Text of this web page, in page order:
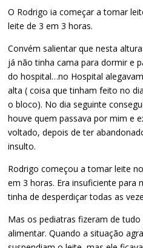
O Rodrigo ia começar a tomar
leite de 3 em 3 horas.
Convém salientar que nesta
já não tinha cama para dormir e
do hospital…no Hospital
alta ( coisa que tinham feito no
o bloco). No dia seguinte
houve quem passava por mim e
voltado, depois de ter
insulto.
Rodrigo começou a tomar leite
em 3 horas. Era insuficiente para
tinha de desperdiçar todas as
Mas os pediatras fizeram de
alimentar. Quando a situação